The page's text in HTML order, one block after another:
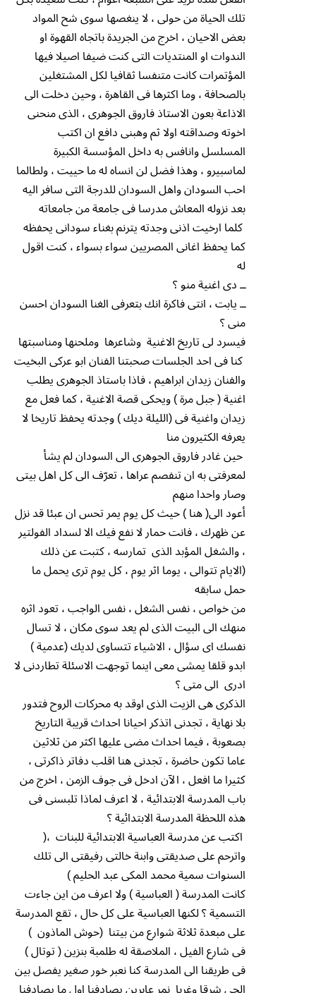
تلك الحياة من حولى ، لا ينغصها سوى شح المواد
بعض الاحيان ، اخرج من الجريدة باتجاه القهوة او
الندوات او المنتديات التى كنت ضيفا اصيلا فيها
المؤتمرات كانت متنفسا ثقافيا لكل المشتغلين
بالصحافة ، وما اكثرها فى القاهرة ، وحين دخلت الى
الاذاعة بعون الاستاذ فاروق الجوهرى ، الذى منحنى
اخوته وصداقته اولا ثم وهبنى دافع ان اكتب
المسلسل وانافس به داخل المؤسسة الكبيرة
لماسبيرو ، وهذا فضل لن انساه له ما حييت ، ولطالما
احب السودان واهل السودان للدرجة التى سافر اليه
بعد نزوله المعاش مدرسا فى جامعة من جامعاته
كلما ارخيت اذنى وجدته يترنم بغناء سودانى يحفظه
كما يحفظ اغانى المصريين سواء بسواء ، كنت اقول
له
ــ دى اغنية منو ؟
ــ يابت ، انتى فاكرة انك بتعرفى الغنا السودان احسن
منى ؟
فيسرد لى تاريخ الاغنية وشاعرها وملحنها ومناسبتها
كنا فى احد الجلسات صحبتنا الفنان ابو عركى البخيت
والفنان زيدان ابراهيم ، فاذا باستاذ الجوهرى يطلب
اغنية ( جبل مرة ) ويحكى قصة الاغنية ، كما فعل مع
زيدان واغنية فى (الليلة ديك ) وجدته يحفظ تاريخا لا
يعرفه الكثيرون منا
حين غادر فاروق الجوهرى الى السودان لم يشأ
لمعرفتى به ان تنفصم عراها ، تعرّف الى كل اهل بيتى
وصار واحدا منهم
أعود الى( هنا ) حيث كل يوم يمر تحس ان عبئا قد نزل
عن ظهرك ، فانت حمار لا نفع فيك الا لسداد الفولتير
، والشغل المؤبد الذى تمارسه ، كتبت عن ذلك
(الايام تتوالى ، يوما اثر يوم ، كل يوم ترى يحمل ما
حمل سابقه
من خواص ، نفس الشغل ، نفس الواجب ، تعود اثره
منهك الى البيت الذى لم يعد سوى مكان ، لا تسال
نفسك اى سؤال ، الاشياء تتساوى لديك (عدمية )
ابدو قلقا يمشى معى اينما توجهت الاسئلة تطاردنى لا
ادرى الى متى ؟
الذكرى هى الزيت الذى اوقد به محركات الروح فتدور
بلا نهاية ، تجدنى اتذكر احيانا احداث قريبة التاريخ
بصعوبة ، فيما احداث مضى عليها اكثر من ثلاثين
عاما تكون حاضرة ، تجدنى هنا اقلب دفاتر ذاكرتى ،
كثيرا ما افعل ، الآن ادخل فى جوف الزمن ، اخرج من
باب المدرسة الابتدائية ، لا اعرف لماذا تلبسنى فى
هذه اللحظة المدرسة الابتدائية ؟
اكتب عن مدرسة العباسية الابتدائية للبنات ،(
واترحم على صديقتى وابنة خالتى رفيقتى الى تلك
السنوات سمية محمد المكى عبد الحليم )
كانت المدرسة ( العباسية ) ولا اعرف من اين جاءت
التسمية ؟ لكنها العباسية على كل حال ، تقع المدرسة
على مبعدة ثلاثة شوارع من بيتنا (حوش الماذون )
فى شارع الفيل ، الملاصقة له طلمبة بنزين ( توتال )
فى طريقنا الى المدرسة كنا نعبر خور صغير يفصل بين